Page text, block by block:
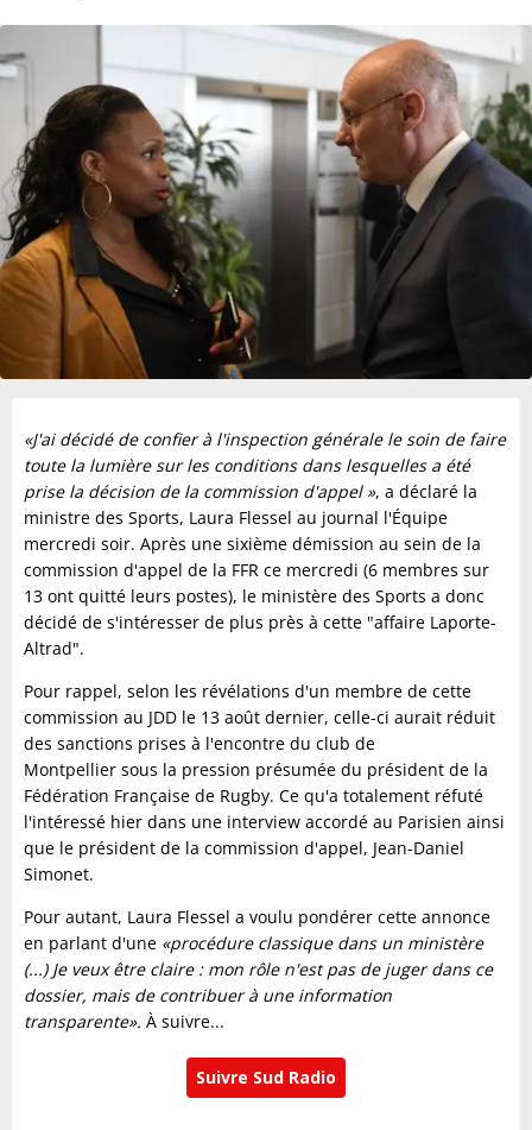
«J'ai décidé de confier à l'inspection générale le soin de faire
toute la lumière sur les conditions dans lesquelles a été
prise la décision de la commission d'appel », a déclaré la
ministre des Sports, Laura Flessel au journal l'Équipe
mercredi soir. Après une sixième démission au sein de la
commission d'appel de la FFR ce mercredi (6 membres sur
13 ont quitté leurs postes), le ministère des Sports a donc
décidé de s'intéresser de plus près à cette "affaire Laporte-
Altrad".
Pour rappel, selon les révélations d'un membre de cette
commission au JDD le 13 août dernier, celle-ci aurait réduit
des sanctions prises à l'encontre du club de
Montpellier sous la pression présumée du président de la
Fédération Française de Rugby. Ce qu'a totalement réfuté
l'intéressé hier dans une interview accordé au Parisien ainsi
que le président de la commission d'appel, Jean-Daniel
Simonet.
Pour autant, Laura Flessel a voulu pondérer cette annonce
en parlant d'une «procédure classique dans un ministère
(...) Je veux être claire : mon rôle n'est pas de juger dans ce
dossier, mais de contribuer à une information
transparente». À suivre...
Suivre Sud Radio